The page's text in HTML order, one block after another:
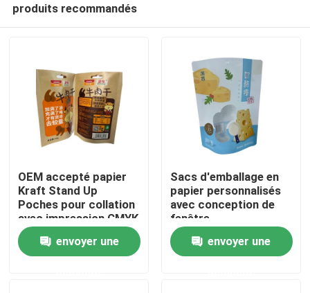
Maison
Produits
Au sujet de nous
produits recommandés
OEM accepté papier
Kraft Stand Up
Poches pour collation
avec impression CMYK
envoyer une
Sacs d'emballage en
papier personnalisés
avec conception de
fenêtre
envoyer une